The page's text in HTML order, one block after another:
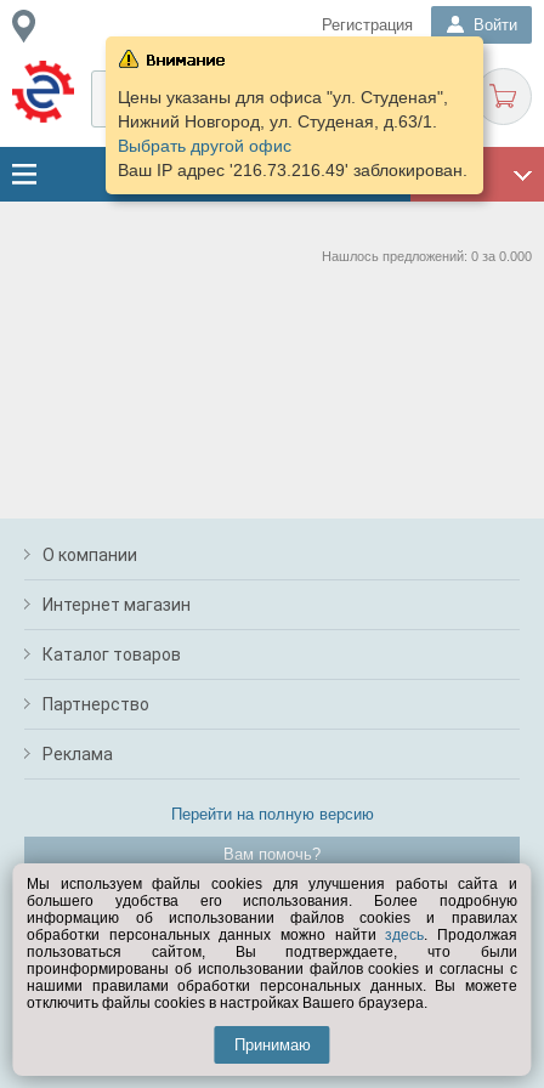
Регистрация Войти
ГАРАЖ
Цены указаны для офиса "ул. Студеная",
Нижний Новгород, ул. Студеная, д.63/1.
Выбрать другой офис
Ваш IP адрес '216.73.216.49' заблокирован.
Нашлось предложений: 0 за 0.000
О компании
Интернет магазин
Каталог товаров
Партнерство
Реклама
Перейти на полную версию
Вам помочь?
© Exist.ru 1998—2026
Мы используем файлы cookies для улучшения работы сайта и
большего удобства его использования. Более подробную
информацию об использовании файлов cookies и правилах
обработки персональных данных можно найтиздесь. Продолжая
пользоваться сайтом, Вы подтверждаете, что были
проинформированы об использовании файлов cookies и согласны с
нашими правилами обработки персональных данных. Вы можете
отключить файлы cookies в настройках Вашего браузера.
Принимаю